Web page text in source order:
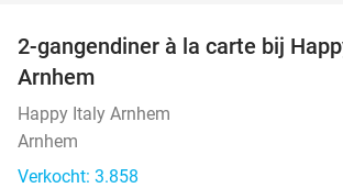
2-gangendiner à la carte bij
Arnhem
Happy Italy Arnhem
Arnhem
Verkocht: 3.858